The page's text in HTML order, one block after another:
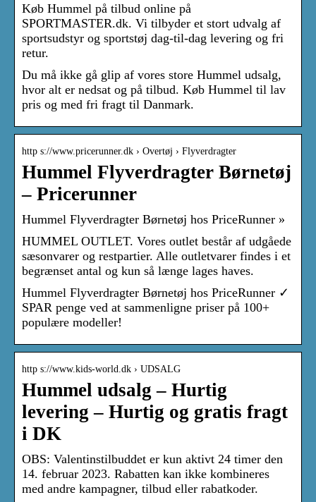
Køb Hummel på tilbud online på
SPORTMASTER.dk. Vi tilbyder et stort udvalg af
sportsudstyr og sportstøj dag-til-dag levering og fri
retur.
Du må ikke gå glip af vores store Hummel udsalg,
hvor alt er nedsat og på tilbud. Køb Hummel til lav
pris og med fri fragt til Danmark.
http s://www.pricerunner.dk › Overtøj › Flyverdragter
Hummel Flyverdragter Børnetøj
– Pricerunner
Hummel Flyverdragter Børnetøj hos PriceRunner »
HUMMEL OUTLET. Vores outlet består af udgåede
sæsonvarer og restpartier. Alle outletvarer findes i et
begrænset antal og kun så længe lages haves.
Hummel Flyverdragter Børnetøj hos PriceRunner ✓
SPAR penge ved at sammenligne priser på 100+
populære modeller!
http s://www.kids-world.dk › UDSALG
Hummel udsalg – Hurtig
levering – Hurtig og gratis fragt
i DK
OBS: Valentinstilbuddet er kun aktivt 24 timer den
14. februar 2023. Rabatten kan ikke kombineres
med andre kampagner, tilbud eller rabatkoder.